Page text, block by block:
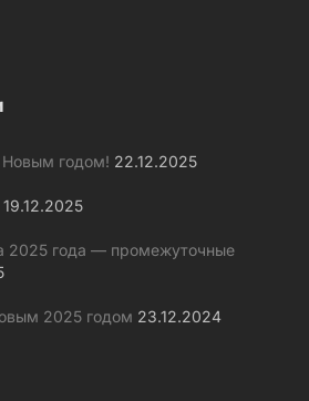
годом! 22.12.2025
19.12.2025
2025 года — промежуточные
2025 годом 23.12.2024